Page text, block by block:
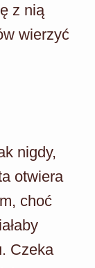
z nią
wierzyć
nigdy,
otwiera
choć
Czeka